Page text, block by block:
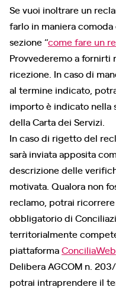
Se vuoi inoltrare un
farlo in maniera
sezione “come fare un
Provvederemo a fornirti
ricezione. In caso di
al termine indicato,
importo è indicato nella
della Carta dei Servizi.
In caso di rigetto del
sarà inviata apposita
descrizione delle
motivata. Qualora non
reclamo, potrai
obbligatorio di
territorialmente
piattaformaConciliaWeb
Delibera AGCOM n.
potrai intraprendere il